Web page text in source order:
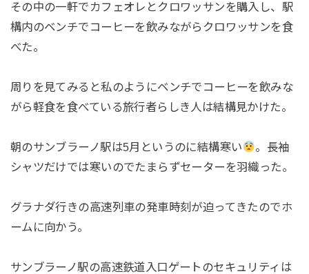
その中の一軒でカフェオレとクロワッサンを購入し、駅
構内のベンチでコーヒーを飲みながらクロワッサンを食
べた。
周りを見てみると私のようにベンチでコーヒーを飲みな
がら軽食を食べている旅行者らしき人は結構見かけた。
朝のサンブラーノ駅は5月というのに結構寒い
。長袖
シャツだけでは寒いのでたまらずセーターを羽織った。
グラナダ行きの高速列車の発車時刻が迫ってきたのでホ
ームに向かう。
サンブラーノ駅の高速鉄道入口ゲートのセキュリティは